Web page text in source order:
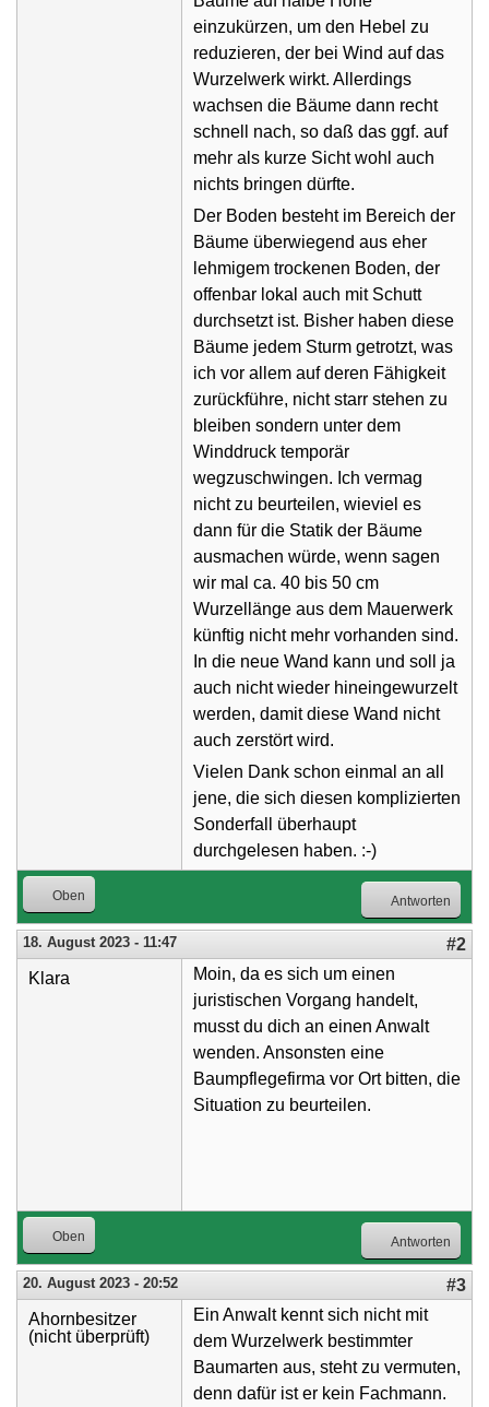
einzukürzen, um den Hebel zu
reduzieren, der bei Wind auf das
Wurzelwerk wirkt. Allerdings
wachsen die Bäume dann recht
schnell nach, so daß das ggf. auf
mehr als kurze Sicht wohl auch
nichts bringen dürfte.
Der Boden besteht im Bereich der
Bäume überwiegend aus eher
lehmigem trockenen Boden, der
offenbar lokal auch mit Schutt
durchsetzt ist. Bisher haben diese
Bäume jedem Sturm getrotzt, was
ich vor allem auf deren Fähigkeit
zurückführe, nicht starr stehen zu
bleiben sondern unter dem
Winddruck temporär
wegzuschwingen. Ich vermag
nicht zu beurteilen, wieviel es
dann für die Statik der Bäume
ausmachen würde, wenn sagen
wir mal ca. 40 bis 50 cm
Wurzellänge aus dem Mauerwerk
künftig nicht mehr vorhanden sind.
In die neue Wand kann und soll ja
auch nicht wieder hineingewurzelt
werden, damit diese Wand nicht
auch zerstört wird.
Vielen Dank schon einmal an all
jene, die sich diesen komplizierten
Sonderfall überhaupt
durchgelesen haben. :-)
Oben Antworten
18. August 2023 - 11:47
#2
Klara
Moin, da es sich um einen
juristischen Vorgang handelt,
musst du dich an einen Anwalt
wenden. Ansonsten eine
Baumpflegefirma vor Ort bitten, die
Situation zu beurteilen.
Oben Antworten
20. August 2023 - 20:52
#3
Ahornbesitzer
(nicht überprüft)
Ein Anwalt kennt sich nicht mit
dem Wurzelwerk bestimmter
Baumarten aus, steht zu vermuten,
denn dafür ist er kein Fachmann.